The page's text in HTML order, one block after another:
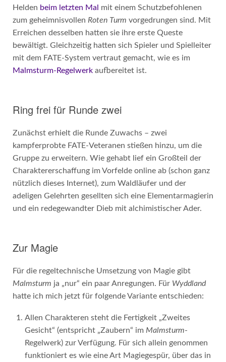
Helden beim letzten Mal
mit einem Schutzbefohlenen
zum geheimnisvollen Roten Turm vorgedrungen sind. Mit
Erreichen desselben hatten sie ihre erste Queste
bewältigt. Gleichzeitig hatten sich Spieler und Spielleiter
mit dem FATE-System vertraut gemacht, wie es im
Malmsturm-Regelwerkaufbereitet ist.
Ring frei für Runde zwei
Zunächst erhielt die Runde Zuwachs – zwei
kampferprobte FATE-Veteranen stießen hinzu, um die
Gruppe zu erweitern. Wie gehabt lief ein Großteil der
Charaktererschaffung im Vorfelde online ab (schon ganz
nützlich dieses Internet), zum Waldläufer und der
adeligen Gelehrten gesellten sich eine Elementarmagierin
und ein redegewandter Dieb mit alchimistischer Ader.
Zur Magie
Für die regeltechnische Umsetzung von Magie gibt
Malmsturm ja „nur“ ein paar Anregungen. Für Wyddland
hatte ich mich jetzt für folgende Variante entschieden:
Allen Charakteren steht die Fertigkeit „Zweites
Gesicht“ (entspricht „Zaubern“ im Malmsturm-
Regelwerk) zur Verfügung. Für sich allein genommen
funktioniert es wie eine Art Magiegespür, über das in